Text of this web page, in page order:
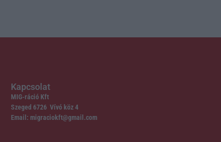
Kapcsolat
MIG-ráció Kft
Szeged 6726 Vívó köz 4
Email: migraciokft@gmail.com